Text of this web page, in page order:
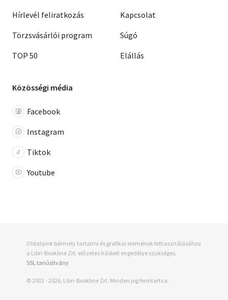
Hírlevél feliratkozás
Törzsvásárlói program
TOP 50
Kapcsolat
Súgó
Elállás
Közösségi média
Facebook
Instagram
Tiktok
Youtube
Oldalaink bármely tartalmi és grafikai elemének felhasználásához
a Libri-Bookline Zrt. előzetes írásbeli engedélye szükséges.
SSL tanúsítvány
© 2001 - 2026, Libri-Bookline Zrt. Minden jog fenntartva.